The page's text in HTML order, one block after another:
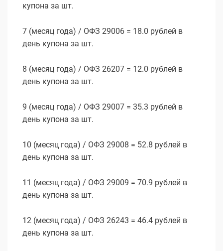
купона за шт.
7 (месяц года) / ОФЗ 29006 = 18.0 рублей в
день купона за шт.
8 (месяц года) / ОФЗ 26207 = 12.0 рублей в
день купона за шт.
9 (месяц года) / ОФЗ 29007 = 35.3 рублей в
день купона за шт.
10 (месяц года) / ОФЗ 29008 = 52.8 рублей в
день купона за шт.
11 (месяц года) / ОФЗ 29009 = 70.9 рублей в
день купона за шт.
12 (месяц года) / ОФЗ 26243 = 46.4 рублей в
день купона за шт.